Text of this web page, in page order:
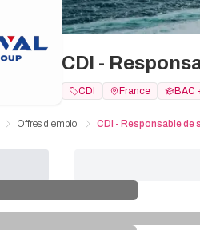
CDI -
CDI France BAC
Offres d'emploi CDI - Responsable de